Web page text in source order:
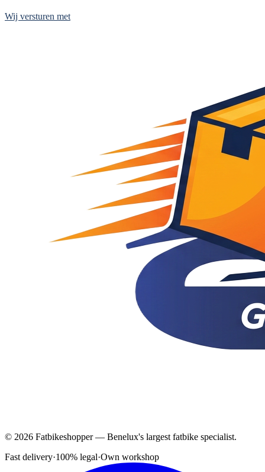
Wij versturen met
© 2026 Fatbikeshopper — Benelux's largest fatbike specialist.
Fast delivery·100% legal·Own workshop